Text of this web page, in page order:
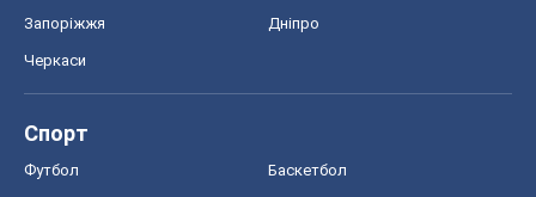
Запоріжжя Дніпро
Черкаси
Спорт
Футбол Баскетбол